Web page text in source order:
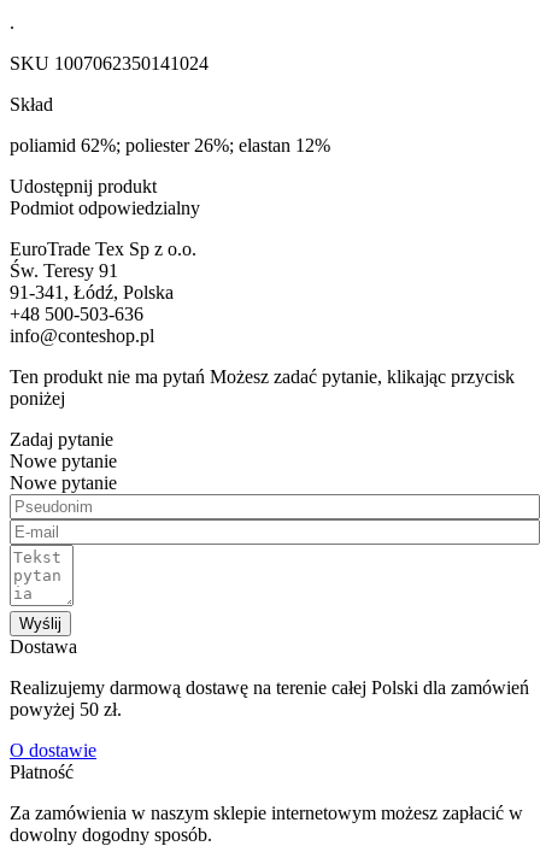
.
SKU 1007062350141024
Skład
poliamid 62%; poliester 26%; elastan 12%
Udostępnij produkt
Podmiot odpowiedzialny
EuroTrade Tex Sp z o.o.
Św. Teresy 91
91-341, Łódź, Polska
+48 500-503-636
info@conteshop.pl
Ten produkt nie ma pytań Możesz zadać pytanie, klikając przycisk
poniżej
Zadaj pytanie
Nowe pytanie
Nowe pytanie
Wyślij
Dostawa
Realizujemy darmową dostawę na terenie całej Polski dla zamówień
powyżej 50 zł.
O dostawie
Płatność
Za zamówienia w naszym sklepie internetowym możesz zapłacić w
dowolny dogodny sposób.